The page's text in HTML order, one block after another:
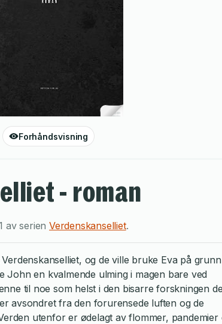
Forhåndsvisning
- roman
av serienVerdenskanselliet.
og de ville bruke Eva på
John en kvalmende ulming i magen bare ved
til noe som helst i den bisarre forskningen de
avsondret fra den forurensede luften og de
utenfor er ødelagt av flommer, pandemier